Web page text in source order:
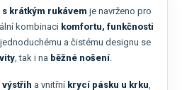
krátkým rukávem je navrženo pro
kombinaci komfortu, funkčnosti
jednoduchému a čistému designu se
, tak i na běžné nošení.
výstřih a vnitřní krycí pásku u krku,